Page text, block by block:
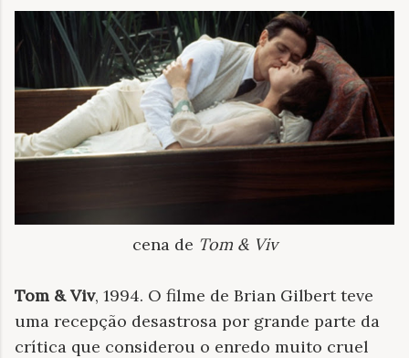
cena de Tom & Viv
Tom & Viv, 1994. O filme de Brian Gilbert teve
uma recepção desastrosa por grande parte da
crítica que considerou o enredo muito cruel